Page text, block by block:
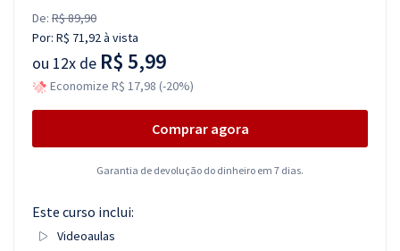
De: R$ 89,90
Por: R$ 71,92à vista
ou 12x de R$ 5,99
Economize R$ 17,98 (-20%)
Comprar agora
Garantia de devolução do dinheiro em 7 dias.
Este curso inclui:
Videoaulas